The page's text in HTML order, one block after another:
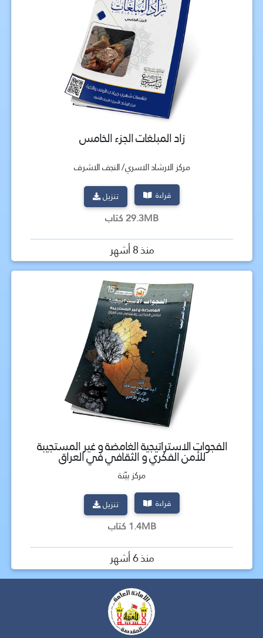
زاد المبلغات الجزء الخامس
مركز الارشاد الاسري/ النجف الاشرف
قراءة تنزيل
29.3MB كتاب
منذ 8 أشهر
الفجوات الاستراتيجية الغامضة و غير المستجيبة
للأمن الفكري و الثقافي في العراق
مركز بيّنة
قراءة تنزيل
1.4MB كتاب
منذ 6 أشهر